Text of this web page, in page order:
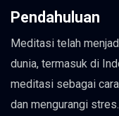
Pendahuluan
Meditasi telah
dunia, termasuk di
meditasi sebagai
dan mengurangi